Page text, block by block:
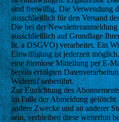
sind freiwillig. Die Verwendung
ausschließlich für den Versand
Die bei der
ausschließlich auf Grundlage
lit. a DSGVO) verarbeitet. Ein
Einwilligung ist jederzeit
eine formlose Mitteilung per E-
bereits erfolgten
Widerruf unberührt.
Zur Einrichtung des
im Falle der Abmeldung
andere Zwecke und an anderer
sein, verbleiben diese weiterhin